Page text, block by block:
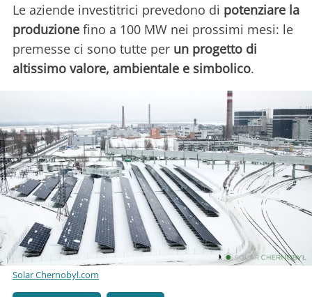
Le aziende investitrici prevedono di potenziare la
produzione fino a 100 MW nei prossimi mesi: le
premesse ci sono tutte per un progetto di
altissimo valore, ambientale e simbolico.
Solar Chernobyl.com